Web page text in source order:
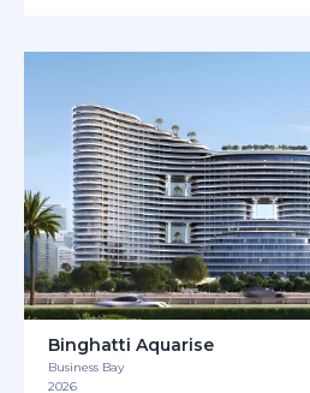
Binghatti Aquarise
Business Bay
2026